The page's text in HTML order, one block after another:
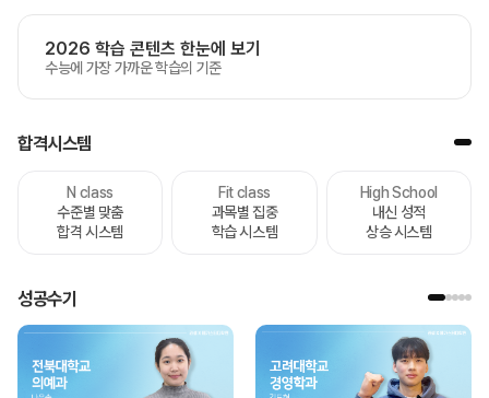
2026 학습 콘텐츠 한눈에 보기
수능에 가장 가까운 학습의 기준
합격시스템
N class
수준별 맞춤
합격 시스템
Fit class
과목별 집중
학습 시스템
High School
내신 성적
상승 시스템
성공수기